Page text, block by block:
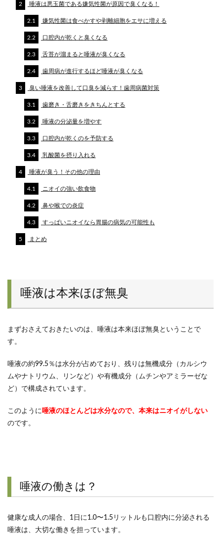
2 唾液は悪玉菌である嫌気性菌が原因で臭くなる！
2.1 嫌気性菌は食べかすや剥離細胞をエサに増える
2.2 口腔内が乾くと臭くなる
2.3 舌苔が溜まると唾液が臭くなる
2.4 歯周病が進行するほど唾液が臭くなる
3 臭い唾液を改善して口臭を減らす！歯周病菌対策
3.1 歯磨き・舌磨きをきちんとする
3.2 唾液の分泌量を増やす
3.3 口腔内が乾くのを予防する
3.4 乳酸菌を摂り入れる
4 唾液が臭う！その他の理由
4.1 ニオイの強い飲食物
4.2 鼻や喉での炎症
4.3 すっぱいニオイなら胃腸の病気の可能性も
5 まとめ
唾液は本来ほぼ無臭
まずおさえておきたいのは、唾液は本来ほぼ無臭ということで
す。
唾液の約99.5％は水分が占めており、残りは無機成分（カルシウ
ムやナトリウム、リンなど）や有機成分（ムチンやアミラーゼな
ど）で構成されています。
このように 唾液のほとんどは水分なので、本来はニオイがしない
のです。
唾液の働きは？
健康な成人の場合、1日に1.0〜1.5リットルも口腔内に分泌される
唾液は、大切な働きを担っています。